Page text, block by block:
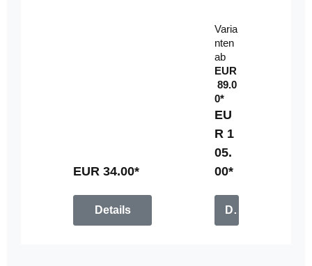
EUR 34.00*
Details
el
mi
t
Fe
rn
be
di
en
u
n
g
Varia
nten
ab
EUR
89.0
0*
EU
R 1
05.
00*
Details